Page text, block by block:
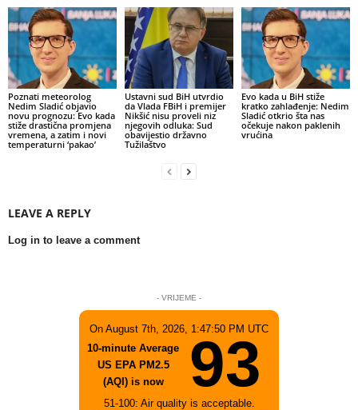
Poznati meteorolog
Nedim Sladić objavio
novu prognozu: Evo kada
stiže drastična promjena
vremena, a zatim i novi
temperaturni ‘pakao’
Ustavni sud BiH utvrdio
da Vlada FBiH i premijer
Nikšić nisu proveli niz
njegovih odluka: Sud
obavijestio državno
Tužilaštvo
Evo kada u BiH stiže
kratko zahlađenje: Nedim
Sladić otkrio šta nas
očekuje nakon paklenih
vrućina
LEAVE A REPLY
Log in to leave a comment
- VRIJEME -
On August 7th, 2026, 1:47:50 PM UTC
10-minute Average
US EPA PM2.5
(AQI) is now
93
51-100: Air quality is acceptable.